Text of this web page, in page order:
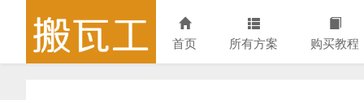
首页 所有方案 购买教程